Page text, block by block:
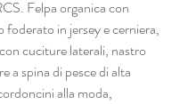
Felpa organica con
foderato in jersey e cerniera,
cuciture laterali, nastro
a spina di pesce di alta
alla moda,